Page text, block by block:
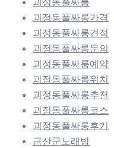
괴정동풀싸롱가격
괴정동풀싸롱견적
괴정동풀싸롱문의
괴정동풀싸롱예약
괴정동풀싸롱위치
괴정동풀싸롱추천
괴정동풀싸롱코스
괴정동풀싸롱후기
금산군노래방